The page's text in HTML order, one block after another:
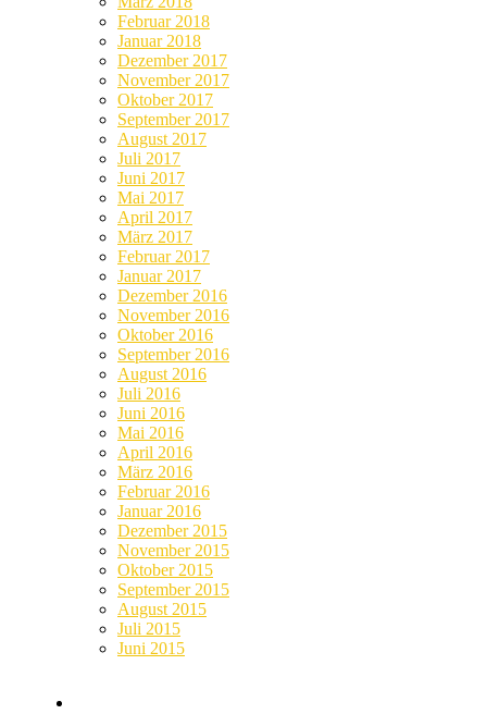
Februar 2018
Januar 2018
Dezember 2017
November 2017
Oktober 2017
September 2017
August 2017
Juli 2017
Juni 2017
Mai 2017
April 2017
März 2017
Februar 2017
Januar 2017
Dezember 2016
November 2016
Oktober 2016
September 2016
August 2016
Juli 2016
Juni 2016
Mai 2016
April 2016
März 2016
Februar 2016
Januar 2016
Dezember 2015
November 2015
Oktober 2015
September 2015
August 2015
Juli 2015
Juni 2015